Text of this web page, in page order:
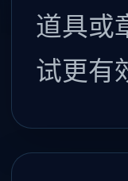
道具或
试更有